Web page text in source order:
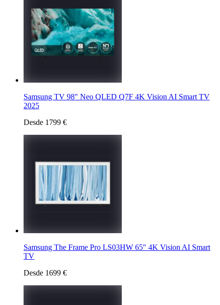
Samsung TV 98" Neo QLED Q7F 4K Vision AI Smart TV
2025
Desde 1799 €
Samsung The Frame Pro LS03HW 65" 4K Vision AI Smart
TV
Desde 1699 €